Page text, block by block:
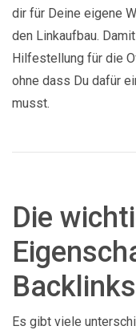
dir für Deine eigene
den Linkaufbau.
Hilfestellung für die
ohne dass Du dafür
musst.
Die
Backlinks
Es gibt viele